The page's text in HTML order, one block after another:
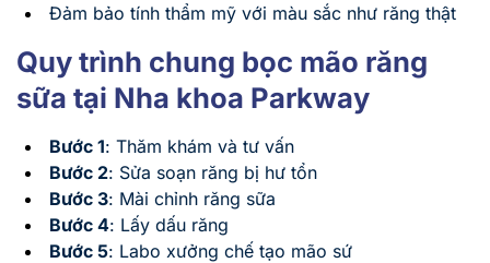
Đảm bảo tính thẩm mỹ với màu sắc như răng thật
Quy trình chung bọc mão răng
sữa tại Nha khoa Parkway
Bước 1: Thăm khám và tư vấn
Bước 2: Sửa soạn răng bị hư tổn
Bước 3: Mài chỉnh răng sữa
Bước 4: Lấy dấu răng
Bước 5: Labo xưởng chế tạo mão sứ